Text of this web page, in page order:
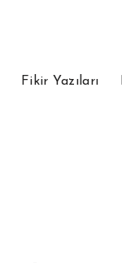
Fikir Yazıları